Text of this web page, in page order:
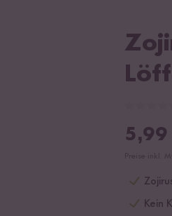
5,99
Kein